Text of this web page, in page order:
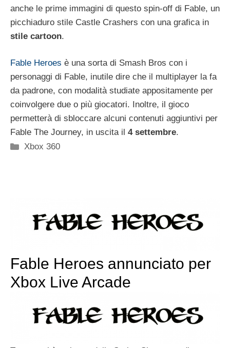
anche le prime immagini di questo spin-off di Fable, un
picchiaduro stile Castle Crashers con una grafica in
stile cartoon.
Fable Heroes è una sorta di Smash Bros con i
personaggi di Fable, inutile dire che il multiplayer la fa
da padrone, con modalità studiate appositamente per
coinvolgere due o più giocatori. Inoltre, il gioco
permetterà di sbloccare alcuni contenuti aggiuntivi per
Fable The Journey, in uscita il 4 settembre.
Categorie
Xbox 360
Fable Heroes annunciato per
Xbox Live Arcade